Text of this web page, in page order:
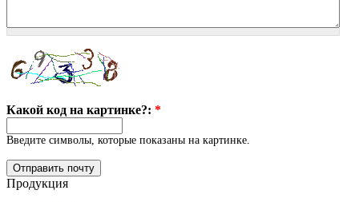
Какой код на картинке?: *
Введите символы, которые показаны на картинке.
Продукция